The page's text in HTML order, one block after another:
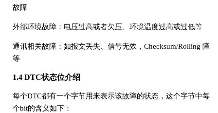
故障
外部环境故障：电压过高或者欠压、环境温度过高或过低等
通讯相关故障：如报文丢失、信号无效，Checksum/Rolling 障
等
1.4 DTC状态位介绍
每个DTC都有一个字节用来表示该故障的状态，这个字节中每
个bit的含义如下：